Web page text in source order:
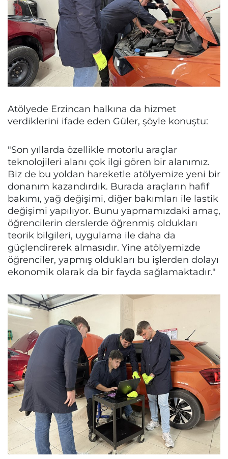
Atölyede Erzincan halkına da hizmet
verdiklerini ifade eden Güler, şöyle konuştu:
"Son yıllarda özellikle motorlu araçlar
teknolojileri alanı çok ilgi gören bir alanımız.
Biz de bu yoldan hareketle atölyemize yeni bir
donanım kazandırdık. Burada araçların hafif
bakımı, yağ değişimi, diğer bakımları ile lastik
değişimi yapılıyor. Bunu yapmamızdaki amaç,
öğrencilerin derslerde öğrenmiş oldukları
teorik bilgileri, uygulama ile daha da
güçlendirerek almasıdır. Yine atölyemizde
öğrenciler, yapmış oldukları bu işlerden dolayı
ekonomik olarak da bir fayda sağlamaktadır."